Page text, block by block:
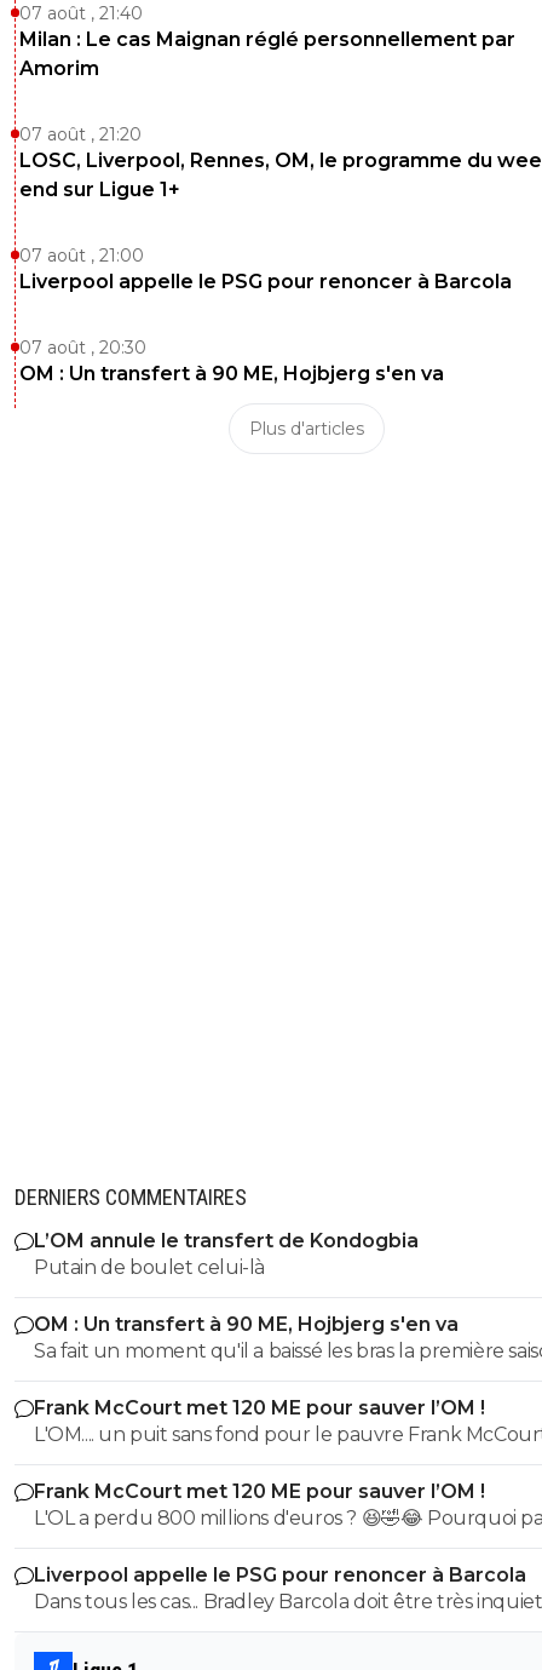
07 août , 21:40
Milan : Le cas Maignan réglé personnellement par
Amorim
07 août , 21:20
LOSC, Liverpool, Rennes, OM, le programme du
end sur Ligue 1+
07 août , 21:00
Liverpool appelle le PSG pour renoncer à Barcola
07 août , 20:30
OM : Un transfert à 90 ME, Hojbjerg s'en va
Plus d'articles
DERNIERS COMMENTAIRES
L’OM annule le transfert de Kondogbia
Putain de boulet celui-là
OM : Un transfert à 90 ME, Hojbjerg s'en va
Sa fait un moment qu'il a baissé les bras la première
etait top mais depuis quelques match etait en dessus.
et bon vent a lui pour le reste de sa carrière ...
Frank McCourt met 120 ME pour sauver l’OM !
L'OM.... un puit sans fond pour le pauvre Frank
Frank McCourt met 120 ME pour sauver l’OM !
L'OL a perdu 800 millions d'euros ? 😆🤣😂 Pourquoi pas un
milliard tant que tu y es ! ^^
Liverpool appelle le PSG pour renoncer à Barcola
Dans tous les cas... Bradley Barcola doit être très inquiet.
qui est vraiment compréhensible lorsque l'on sait
le PSG a traiter Kylian Mbappé lorsqu'il avait voulu